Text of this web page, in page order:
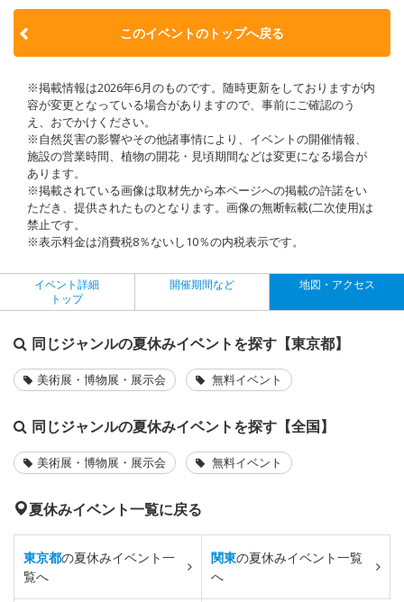
このイベントのトップへ戻る
※掲載情報は2026年6月のものです。随時更新をしておりますが内
容が変更となっている場合がありますので、事前にご確認のう
え、おでかけください。
※自然災害の影響やその他諸事情により、イベントの開催情報、
施設の営業時間、植物の開花・見頃期間などは変更になる場合が
あります。
※掲載されている画像は取材先から本ページへの掲載の許諾をい
ただき、提供されたものとなります。画像の無断転載(二次使用)は
禁止です。
※表示料金は消費税8％ないし10％の内税表示です。
イベント詳細
トップ
開催期間など 地図・アクセス
同じジャンルの夏休みイベントを探す【東京都】
美術展・博物展・展示会 無料イベント
同じジャンルの夏休みイベントを探す【全国】
美術展・博物展・展示会 無料イベント
夏休みイベント一覧に戻る
東京都の夏休みイベント一
覧へ
関東の夏休みイベント一覧
へ